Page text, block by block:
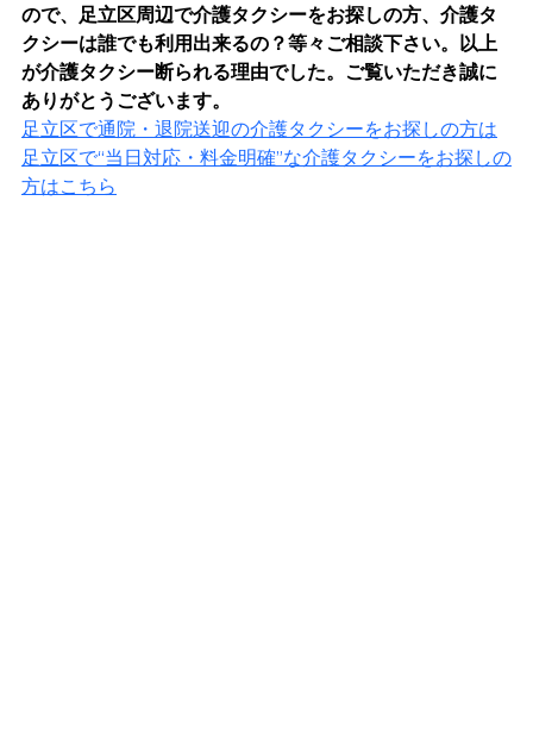
ので、足立区周辺で介護タクシーをお探しの方、介護タ
クシーは誰でも利用出来るの？等々ご相談下さい。以上
が介護タクシー断られる理由でした。ご覧いただき誠に
ありがとうございます。
足立区で通院・退院送迎の介護タクシーをお探しの方は
足立区で“当日対応・料金明確”な介護タクシーをお探しの
方はこちら